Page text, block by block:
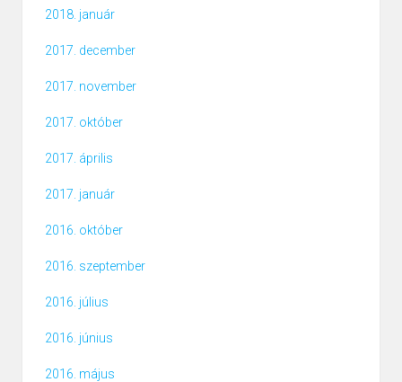
2018. január
2017. december
2017. november
2017. október
2017. április
2017. január
2016. október
2016. szeptember
2016. július
2016. június
2016. május